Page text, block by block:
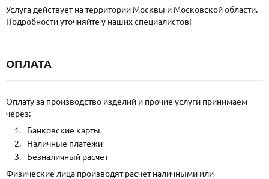
Услуга действует на территории Москвы и Московской области.
Подробности уточняйте у наших специалистов!
ОПЛАТА
Оплату за производство изделий и прочие услуги принимаем
через:
Банковские карты
Наличные платежи
Безналичный расчет
Физические лица производят расчет наличными или